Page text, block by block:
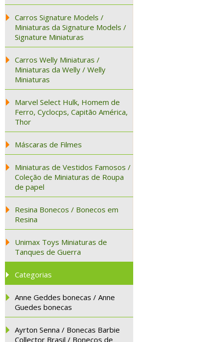
Carros Signature Models /
Miniaturas da Signature Models /
Signature Miniaturas
Carros Welly Miniaturas /
Miniaturas da Welly / Welly
Miniaturas
Marvel Select Hulk, Homem de
Ferro, Cyclocps, Capitão América,
Thor
Máscaras de Filmes
Miniaturas de Vestidos Famosos /
Coleção de Miniaturas de Roupa
de papel
Resina Bonecos / Bonecos em
Resina
Unimax Toys Miniaturas de
Tanques de Guerra
Categorias
Anne Geddes bonecas / Anne
Guedes bonecas
Ayrton Senna / Bonecas Barbie
Collector Brasil / Bonecos de